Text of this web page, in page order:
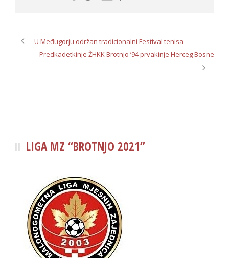
U Međugorju održan tradicionalni Festival tenisa
Predkadetkinje ŽHKK Brotnjo ’94 prvakinje Herceg Bosne
LIGA MZ “BROTNJO 2021”